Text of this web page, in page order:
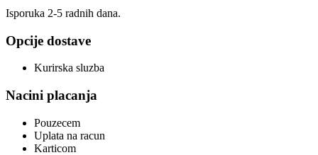
Isporuka 2-5 radnih dana.
Opcije dostave
Kurirska sluzba
Nacini placanja
Pouzecem
Uplata na racun
Karticom